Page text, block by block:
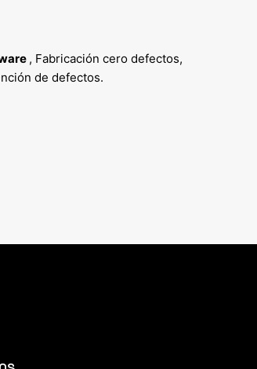
, Fabricación cero defectos,
de defectos.